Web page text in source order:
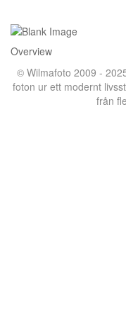
Overview
© Wilmafoto 2009 -
foton ur ett modernt
från